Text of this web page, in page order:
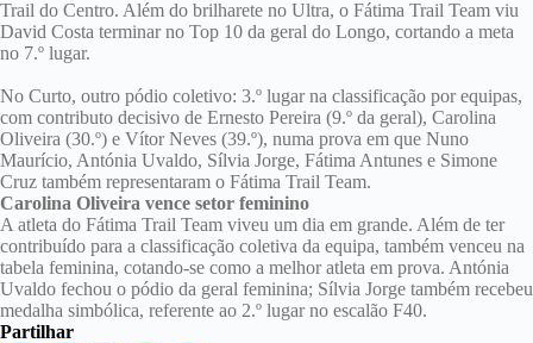
Trail do Centro. Além do brilharete no Ultra, o Fátima Trail Team viu
David Costa terminar no Top 10 da geral do Longo, cortando a meta
no 7.º lugar.
No Curto, outro pódio coletivo: 3.º lugar na classificação por equipas,
com contributo decisivo de Ernesto Pereira (9.º da geral), Carolina
Oliveira (30.º) e Vítor Neves (39.º), numa prova em que Nuno
Maurício, Antónia Uvaldo, Sílvia Jorge, Fátima Antunes e Simone
Cruz também representaram o Fátima Trail Team.
Carolina Oliveira vence setor feminino
A atleta do Fátima Trail Team viveu um dia em grande. Além de ter
contribuído para a classificação coletiva da equipa, também venceu na
tabela feminina, cotando-se como a melhor atleta em prova. Antónia
Uvaldo fechou o pódio da geral feminina; Sílvia Jorge também recebeu
medalha simbólica, referente ao 2.º lugar no escalão F40.
Partilhar